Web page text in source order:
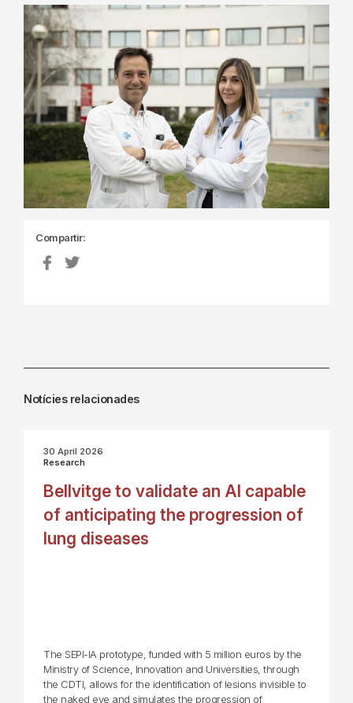
Compartir:
Notícies relacionades
30 April 2026
Research
Bellvitge to validate an AI capable
of anticipating the progression of
lung diseases
The SEPI-IA prototype, funded with 5 million euros by the
Ministry of Science, Innovation and Universities, through
the CDTI, allows for the identification of lesions invisible to
the naked eye and simulates the progression of